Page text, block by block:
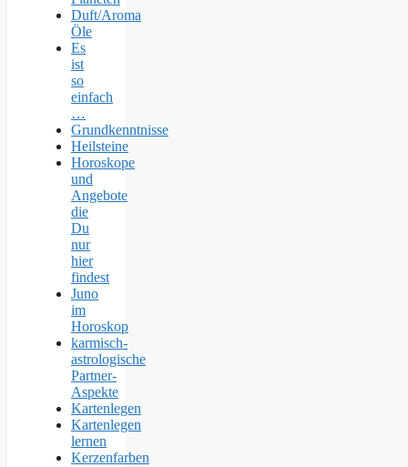
Duft/Aroma
Öle
Es
ist
so
einfach
…
Grundkenntnisse
Heilsteine
Horoskope
und
Angebote
die
Du
nur
hier
findest
Juno
im
Horoskop
karmisch-
astrologische
Partner-
Aspekte
Kartenlegen
Kartenlegen
lernen
Kerzenfarben